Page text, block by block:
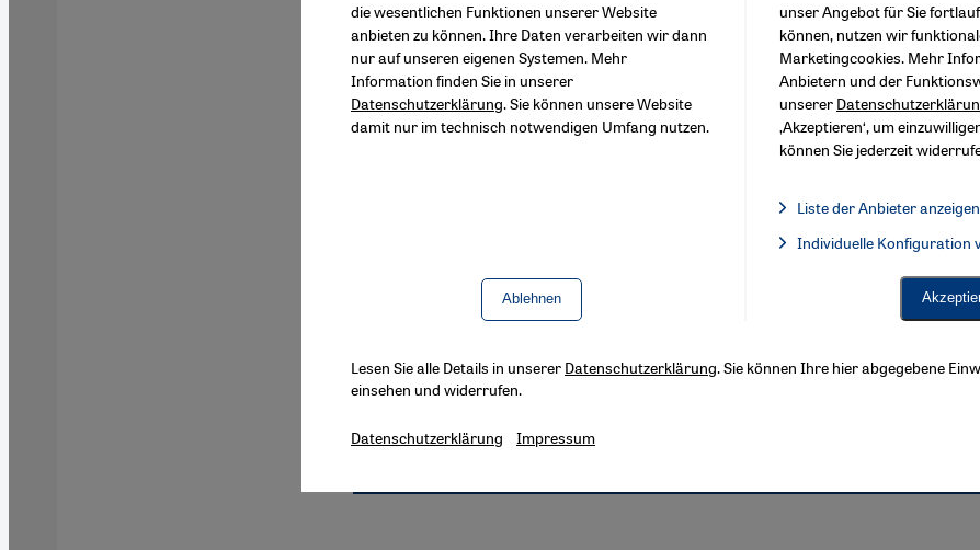
die wesentlichen Funktionen unserer Website
anbieten zu können. Ihre Daten verarbeiten wir dann
nur auf unseren eigenen Systemen. Mehr
Information finden Sie in unserer
Datenschutzerklärung. Sie können unsere Website
damit nur im technisch notwendigen Umfang nutzen.
Ablehnen
unser Angebot für Sie
können, nutzen wir
Marketingcookies. Mehr
Anbietern und der
unserer
‚Akzeptieren‘, um
können Sie jederzeit
Liste der Anbieter anzeigen
Facebook Embed /
Instagram Embed
Youtube Embed
Google Maps Embed
Individuelle Konfiguration
Lesen Sie alle Details in unserer Datenschutzerklärung. Sie können Ihre hier abgegebene
einsehen und widerrufen.
Datenschutzerklärung Impressum